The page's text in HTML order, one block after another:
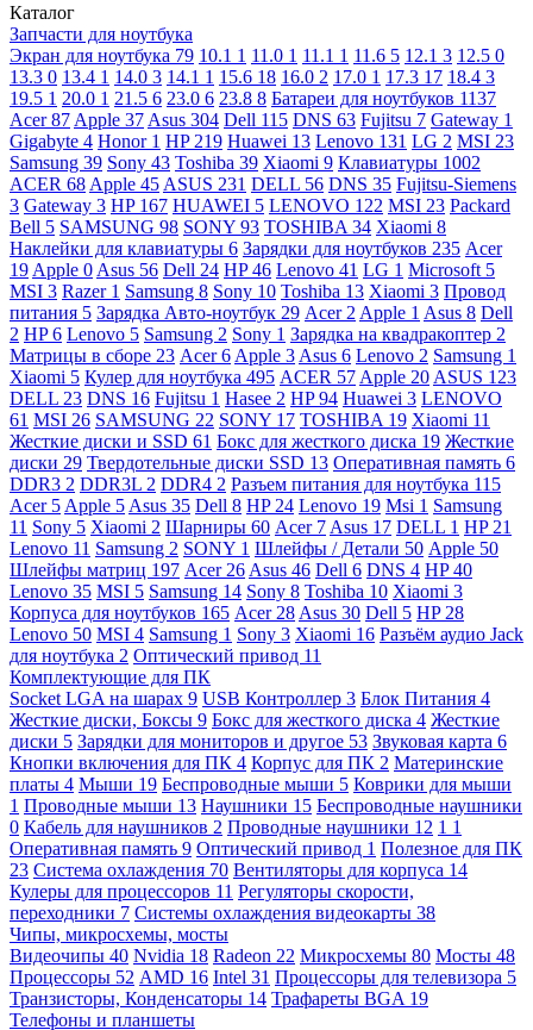
Каталог
Запчасти для ноутбука
Экран для ноутбука 79 10.1 1 11.0 1 11.1 1 11.6 5 12.1 3 12.5 0
13.3 0 13.4 1 14.0 3 14.1 1 15.6 18 16.0 2 17.0 1 17.3 17 18.4 3
19.5 1 20.0 1 21.5 6 23.0 6 23.8 8 Батареи для ноутбуков 1137
Acer87 Apple 37 Asus 304 Dell 115 DNS 63 Fujitsu 7 Gateway 1
Gigabyte 4 Honor 1 HP 219 Huawei 13 Lenovo 131 LG 2 MSI 23
Samsung 39 Sony 43 Toshiba 39 Xiaomi 9 Клавиатуры 1002
ACER 68 Apple 45 ASUS 231 DELL 56 DNS 35 Fujitsu-Siemens
3 Gateway 3 HP 167 HUAWEI 5 LENOVO 122 MSI 23 Packard
Bell 5 SAMSUNG 98 SONY 93 TOSHIBA 34 Xiaomi 8
Наклейки для клавиатуры 6 Зарядки для ноутбуков 235 Acer
19 Apple 0 Asus 56 Dell 24 HP46 Lenovo 41 LG 1 Microsoft 5
MSI 3 Razer 1 Samsung 8 Sony 10 Toshiba 13 Xiaomi 3 Провод
питания 5 Зарядка Авто-ноутбук 29 Acer 2 Apple 1 Asus 8 Dell
2 HP6 Lenovo 5 Samsung 2 Sony 1 Зарядка на квадракоптер 2
Матрицы в сборе 23 Acer6 Apple 3 Asus 6 Lenovo 2 Samsung 1
Xiaomi 5 Кулер для ноутбука 495 ACER 57 Apple 20 ASUS 123
DELL 23 DNS 16 Fujitsu 1 Hasee 2 HP94 Huawei 3 LENOVO
61 MSI 26 SAMSUNG 22 SONY 17 TOSHIBA 19 Xiaomi 11
Жесткие диски и SSD 61 Бокс для жесткого диска 19 Жесткие
диски 29 Твердотельные диски SSD 13 Оперативная память 6
DDR3 2 DDR3L 2 DDR4 2 Разъем питания для ноутбука 115
Acer 5 Apple 5 Asus 35 Dell 8 HP 24 Lenovo 19 Msi 1 Samsung
11 Sony 5 Xiaomi 2 Шарниры 60 Acer 7 Asus 17 DELL 1 HP 21
Lenovo 11 Samsung 2 SONY 1 Шлейфы / Детали 50 Apple 50
Шлейфы матриц 197 Acer 26 Asus 46 Dell 6 DNS 4 HP40
Lenovo 35 MSI 5 Samsung 14 Sony 8 Toshiba 10 Xiaomi 3
Корпуса для ноутбуков 165 Acer 28 Asus 30 Dell 5 HP 28
Lenovo 50 MSI 4 Samsung 1 Sony 3 Xiaomi 16 Разъём аудио Jack
для ноутбука 2 Оптический привод 11
Комплектующие для ПК
Socket LGA на шарах 9 USB Контроллер 3 Блок Питания 4
Жесткие диски, Боксы 9 Бокс для жесткого диска 4 Жесткие
диски 5 Зарядки для мониторов и другое 53 Звуковая карта 6
Кнопки включения для ПК 4 Корпус для ПК 2 Материнские
платы 4 Мыши 19 Беспроводные мыши 5 Коврики для мыши
1 Проводные мыши 13 Наушники 15 Беспроводные наушники
0 Кабель для наушников 2 Проводные наушники 12 1 1
Оперативная память 9 Оптический привод 1 Полезное для ПК
23 Система охлаждения 70 Вентиляторы для корпуса 14
Кулеры для процессоров 11 Регуляторы скорости,
переходники 7 Системы охлаждения видеокарты 38
Чипы, микросхемы, мосты
Видеочипы 40 Nvidia 18 Radeon 22 Микросхемы 80 Мосты 48
Процессоры 52 AMD 16 Intel 31 Процессоры для телевизора 5
Транзисторы, Конденсаторы 14 Трафареты BGA 19
Телефоны и планшеты